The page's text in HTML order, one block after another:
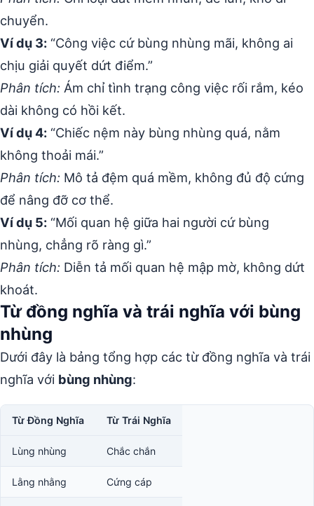
chuyển.
Ví dụ 3: “Công việc cứ bùng nhùng mãi, không ai
chịu giải quyết dứt điểm.”
Phân tích: Ám chỉ tình trạng công việc rối rắm, kéo
dài không có hồi kết.
Ví dụ 4: “Chiếc nệm này bùng nhùng quá, nằm
không thoải mái.”
Phân tích: Mô tả đệm quá mềm, không đủ độ cứng
để nâng đỡ cơ thể.
Ví dụ 5: “Mối quan hệ giữa hai người cứ bùng
nhùng, chẳng rõ ràng gì.”
Phân tích: Diễn tả mối quan hệ mập mờ, không dứt
khoát.
Từ đồng nghĩa và trái nghĩa với bùng
nhùng
Dưới đây là bảng tổng hợp các từ đồng nghĩa và trái
nghĩa với bùng nhùng:
Từ Đồng Nghĩa Từ Trái Nghĩa
Lùng nhùng Chắc chắn
Lằng nhằng Cứng cáp